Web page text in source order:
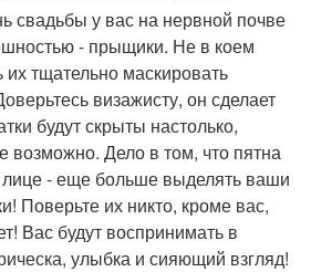
свадьбы у вас на нервной почве
- прыщики. Не в коем
их тщательно маскировать
визажисту, он сделает
будут скрыты настолько,
возможно. Дело в том, что пятна
лице - еще больше выделять ваши
Поверьте их никто, кроме вас,
Вас будут воспринимать в
улыбка и сияющий взгляд!